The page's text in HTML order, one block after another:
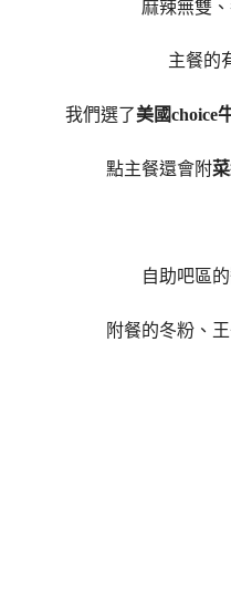
麻辣無雙
主餐的
我們選了美國choice
點主餐還會附
自助吧區
附餐的冬粉、